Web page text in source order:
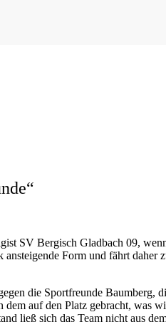
SV Bergisch Gladbach 09,
Form und fährt
die Sportfreunde
auf den Platz gebracht, was
ließ sich das Team nicht aus